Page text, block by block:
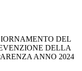
DEL
DELLA
ANNO 2024